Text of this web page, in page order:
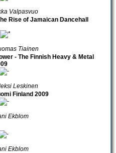
Valpasvuo
Rise of Jamaican Dancehall
Tiainen
- The Finnish Heavy & Metal
Leskinen
Finland 2009
Ekblom
Ekblom